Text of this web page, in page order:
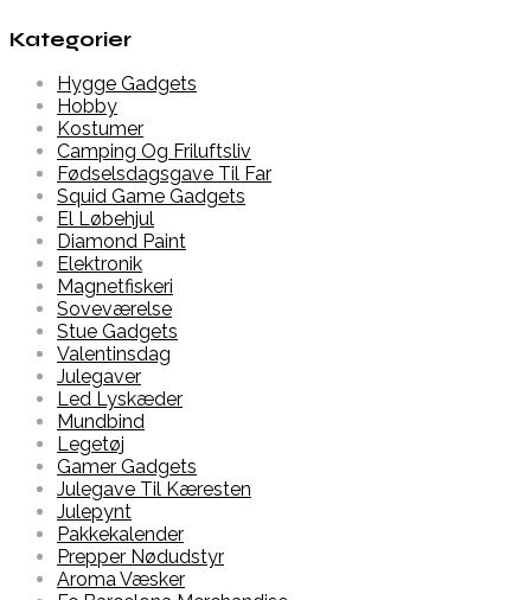
Kategorier
Hygge Gadgets
Hobby
Kostumer
Camping Og Friluftsliv
Fødselsdagsgave Til Far
Squid Game Gadgets
El Løbehjul
Diamond Paint
Elektronik
Magnetfiskeri
Soveværelse
Stue Gadgets
Valentinsdag
Julegaver
Led Lyskæder
Mundbind
Legetøj
Gamer Gadgets
Julegave Til Kæresten
Julepynt
Pakkekalender
Prepper Nødudstyr
Aroma Væsker